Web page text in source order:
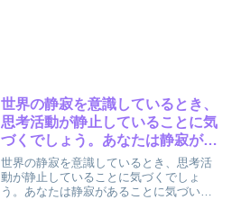
世界の静寂を意識しているとき、
思考活動が静止していることに気
づくでしょう。あなたは静寂があ
ることに気づいています。でも、
決して静寂について考えているわ
けではありません。 : 世界でいち
世界の静寂を意識しているとき、思考活
動が静止していることに気づくでしょ
う。あなたは静寂があることに気づいて